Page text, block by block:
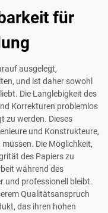
für
ausgelegt,
und ist daher sowohl
Die Langlebigkeit des
Korrekturen problemlos
zu werden. Dieses
und Konstrukteure,
Die Möglichkeit,
des Papiers zu
während des
und professionell bleibt.
Qualitätsanspruch
das ihren hohen